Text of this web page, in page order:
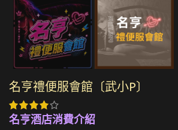
名亨禮便服會館〔武小P〕
名亨酒店消費介紹